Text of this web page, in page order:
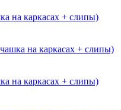
на каркасах + слипы)
на каркасах + слипы)